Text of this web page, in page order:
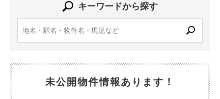
キーワードから探す
未公開物件情報あります！